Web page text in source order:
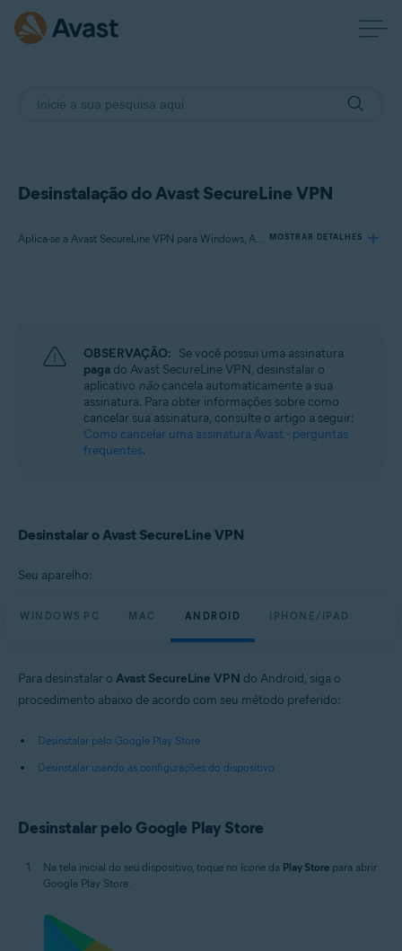
Desinstalação do Avast SecureLine VPN
Aplica-se a Avast SecureLine VPN para Windows, Avast SecureLine VPN para Mac, Avast SecureLine VPN para Android, Avast SecureLine VPN para iOS MOSTRAR DETALHES
Avast SecureLine VPN 4.x para Mac
Avast SecureLine VPN 6.x para Android
Avast SecureLine VPN 6.x para iOS
Sistemas operacionais:
Microsoft Windows 11 Home / Pro / Enterprise / Education
Microsoft Windows 10 Home / Pro / Enterprise / Education - 32 / 64-bit
Apple macOS 13.x (Ventura)
Apple macOS 10.15.x (Catalina)
Apple macOS 10.14.x (Mojave)
Google Android 6.0 (Marshmallow, API 23) ou posterior
OBSERVAÇÃO: Se você possui uma assinatura
paga do Avast SecureLine VPN, desinstalar o
aplicativo não cancela automaticamente a sua
assinatura. Para obter informações sobre como
cancelar sua assinatura, consulte o artigo a seguir:
Como cancelar uma assinatura Avast - perguntas
frequentes.
Desinstalar o Avast SecureLine VPN
Seu aparelho:
WINDOWS PC MAC ANDROID IPHONE/IPAD
Para desinstalar o Avast SecureLine VPN do Android, siga o
procedimento abaixo de acordo com seu método preferido:
Desinstalar pelo Google Play Store
Desinstalar usando as configurações do dispositivo
Desinstalar pelo Google Play Store
Na tela inicial do seu dispositivo, toque no ícone da Play Store para abrir
Google Play Store.